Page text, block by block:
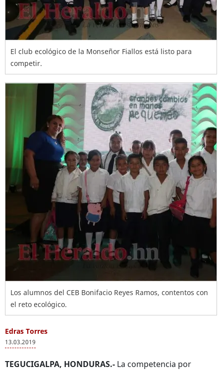
El club ecológico de la Monseñor Fiallos está listo para
competir.
Los alumnos del CEB Bonifacio Reyes Ramos, contentos con
el reto ecológico.
Edras Torres
13.03.2019
TEGUCIGALPA, HONDURAS.- La competencia por